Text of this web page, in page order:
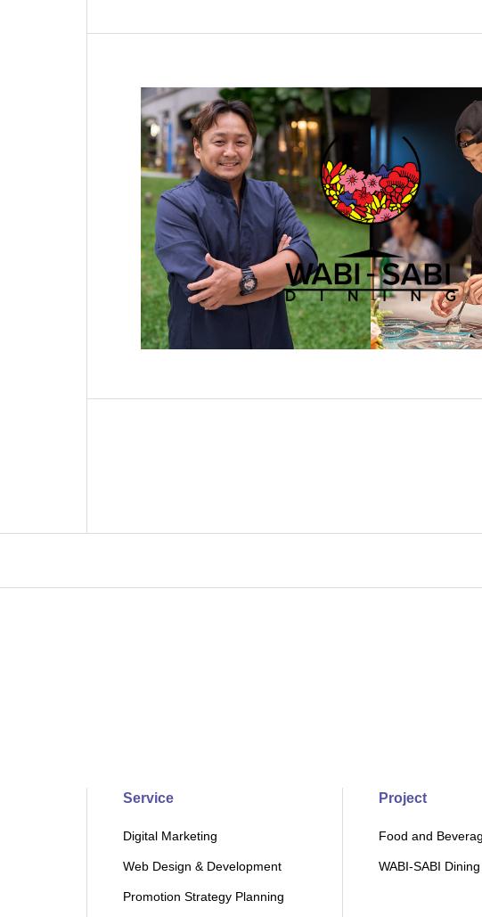
Service
Digital Marketing
Web Design & Development
Promotion Strategy Planning
Project
Food and
WABI-SABI Dining